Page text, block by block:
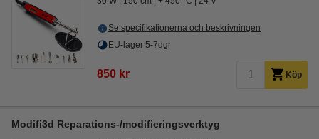
Se specifikationerna och beskrivningen
EU-lager 5-7dgr
850 kr Köp
Modifi3d Reparations-/modifieringsverktyg